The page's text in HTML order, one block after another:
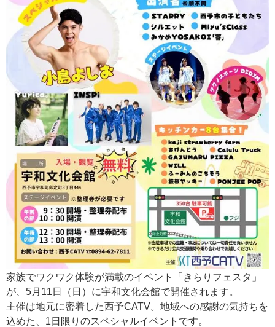
家族でワクワク体験が満載のイベント「きらりフェスタ」
が、5月11日（日）に宇和文化会館で開催されます。
主催は地元に密着した西予CATV。地域への感謝の気持ちを
込めた、1日限りのスペシャルイベントです。